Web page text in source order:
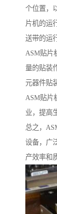
个位置，
片机的运
送带的运
ASM贴片
量的贴装
元器件贴
ASM贴片
业，提高
总之，
设备，广
产效率和